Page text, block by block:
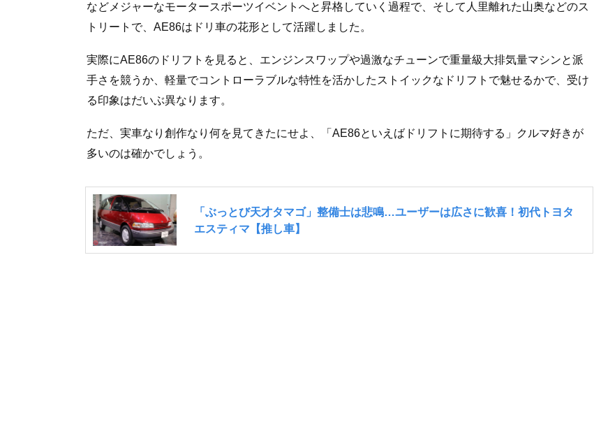
などメジャーなモータースポーツイベントへと昇格していく過程で、そして人里離れた山奥などのス
トリートで、AE86はドリ車の花形として活躍しました。
実際にAE86のドリフトを見ると、エンジンスワップや過激なチューンで重量級大排気量マシンと派
手さを競うか、軽量でコントローラブルな特性を活かしたストイックなドリフトで魅せるかで、受け
る印象はだいぶ異なります。
ただ、実車なり創作なり何を見てきたにせよ、「AE86といえばドリフトに期待する」クルマ好きが
多いのは確かでしょう。